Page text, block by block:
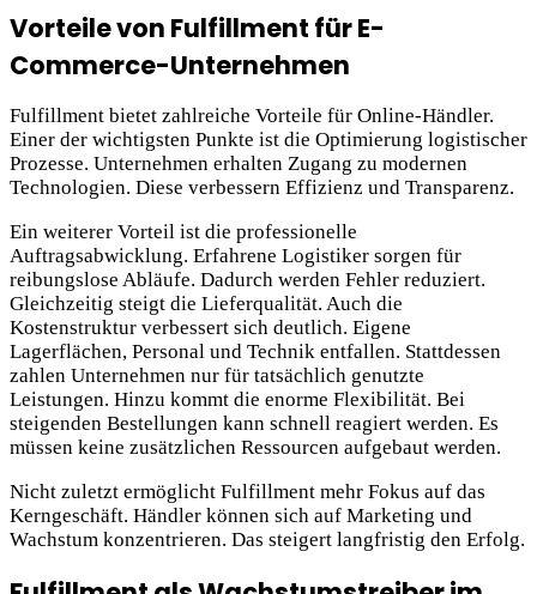
Vorteile von Fulfillment für E-
Commerce-Unternehmen
Fulfillment bietet zahlreiche Vorteile für Online-Händler.
Einer der wichtigsten Punkte ist die Optimierung logistischer
Prozesse. Unternehmen erhalten Zugang zu modernen
Technologien. Diese verbessern Effizienz und Transparenz.
Ein weiterer Vorteil ist die professionelle
Auftragsabwicklung. Erfahrene Logistiker sorgen für
reibungslose Abläufe. Dadurch werden Fehler reduziert.
Gleichzeitig steigt die Lieferqualität. Auch die
Kostenstruktur verbessert sich deutlich. Eigene
Lagerflächen, Personal und Technik entfallen. Stattdessen
zahlen Unternehmen nur für tatsächlich genutzte
Leistungen. Hinzu kommt die enorme Flexibilität. Bei
steigenden Bestellungen kann schnell reagiert werden. Es
müssen keine zusätzlichen Ressourcen aufgebaut werden.
Nicht zuletzt ermöglicht Fulfillment mehr Fokus auf das
Kerngeschäft. Händler können sich auf Marketing und
Wachstum konzentrieren. Das steigert langfristig den Erfolg.